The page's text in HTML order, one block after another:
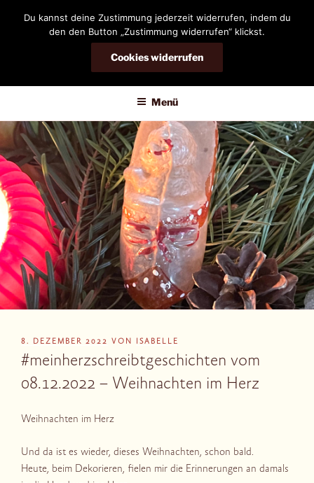
DIANDRA-CIRCLE
Menü
VERÖFFENTLICHT
AM
8. DEZEMBER 2022 VON ISABELLE
#meinherzschreibtgeschichten vom
08.12.2022 – Weihnachten im Herz
Weihnachten im Herz
Und da ist es wieder, dieses Weihnachten, schon bald.
Heute, beim Dekorieren, fielen mir die Erinnerungen an damals
Du kannst deine Zustimmung jederzeit widerrufen, indem du
den den Button „Zustimmung widerrufen“ klickst.
Cookies widerrufen